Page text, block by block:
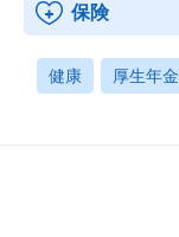
保険
健康 厚生年金